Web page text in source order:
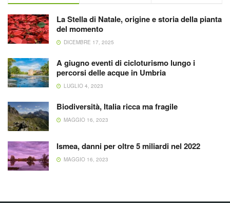
La Stella di Natale, origine e storia della pianta
del momento
DICEMBRE 17, 2025
A giugno eventi di cicloturismo lungo i
percorsi delle acque in Umbria
LUGLIO 4, 2023
Biodiversità, Italia ricca ma fragile
MAGGIO 16, 2023
Ismea, danni per oltre 5 miliardi nel 2022
MAGGIO 16, 2023